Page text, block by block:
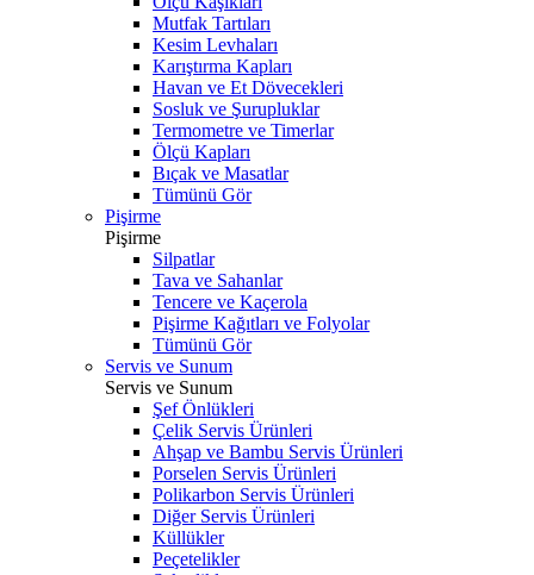
Mutfak Tartıları
Kesim Levhaları
Karıştırma Kapları
Havan ve Et Dövecekleri
Sosluk ve Şurupluklar
Termometre ve Timerlar
Ölçü Kapları
Bıçak ve Masatlar
Tümünü Gör
Pişirme
Pişirme
Silpatlar
Tava ve Sahanlar
Tencere ve Kaçerola
Pişirme Kağıtları ve Folyolar
Tümünü Gör
Servis ve Sunum
Servis ve Sunum
Şef Önlükleri
Çelik Servis Ürünleri
Ahşap ve Bambu Servis Ürünleri
Porselen Servis Ürünleri
Polikarbon Servis Ürünleri
Diğer Servis Ürünleri
Küllükler
Peçetelikler